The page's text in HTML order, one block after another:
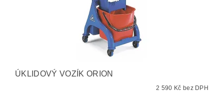
ÚKLIDOVÝ VOZÍK ORION
2 590 Kč bez DPH